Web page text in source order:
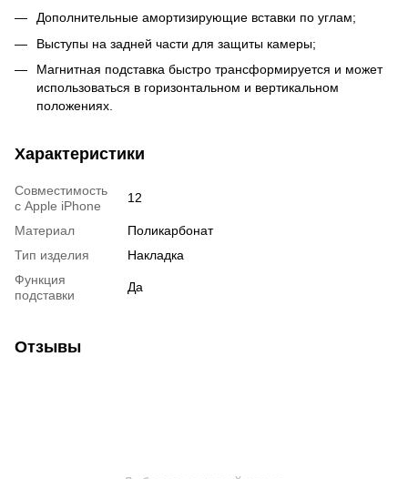
Дополнительные амортизирующие вставки по углам;
Выступы на задней части для защиты камеры;
Магнитная подставка быстро трансформируется и может
использоваться в горизонтальном и вертикальном
положениях.
Характеристики
Совместимость
с Apple iPhone
12
Материал
Поликарбонат
Тип изделия
Накладка
Функция
подставки
Да
Отзывы